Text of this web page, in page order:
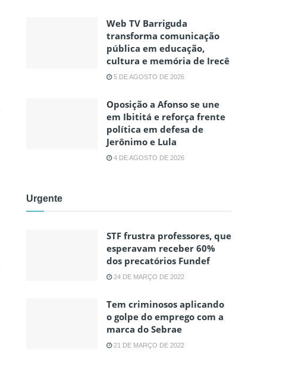
Web TV Barriguda
transforma comunicação
pública em educação,
cultura e memória de Irecê
5 DE AGOSTO DE 2026
Oposição a Afonso se une
em Ibititá e reforça frente
política em defesa de
Jerônimo e Lula
4 DE AGOSTO DE 2026
Urgente
STF frustra professores, que
esperavam receber 60%
dos precatórios Fundef
24 DE MARÇO DE 2022
Tem criminosos aplicando
o golpe do emprego com a
marca do Sebrae
21 DE MARÇO DE 2022